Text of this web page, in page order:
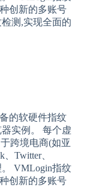
创新的多账号
测,实现全面的
的软硬件指纹
实例。 每个虚
跨境电商(如亚
Twitter、
VMLogin指纹
创新的多账号